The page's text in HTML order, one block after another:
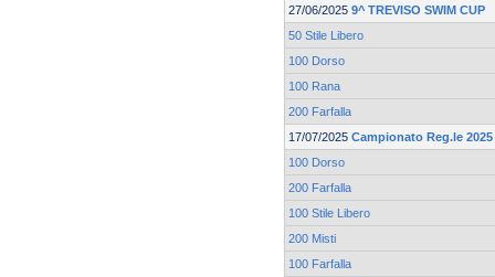
27/06/2025 9^ TREVISO SWIM CUP
50 Stile Libero
100 Dorso
100 Rana
200 Farfalla
17/07/2025 Campionato Reg.le
100 Dorso
200 Farfalla
100 Stile Libero
200 Misti
100 Farfalla